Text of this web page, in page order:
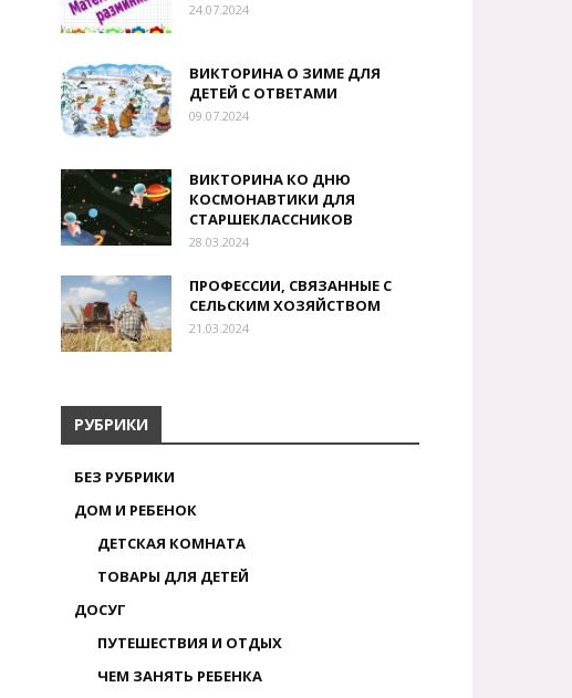
24.07.2024
ВИКТОРИНА О ЗИМЕ ДЛЯ
ДЕТЕЙ С ОТВЕТАМИ
09.07.2024
ВИКТОРИНА КО ДНЮ
КОСМОНАВТИКИ ДЛЯ
СТАРШЕКЛАССНИКОВ
28.03.2024
ПРОФЕССИИ, СВЯЗАННЫЕ С
СЕЛЬСКИМ ХОЗЯЙСТВОМ
21.03.2024
РУБРИКИ
БЕЗ РУБРИКИ
ДОМ И РЕБЕНОК
ДЕТСКАЯ КОМНАТА
ТОВАРЫ ДЛЯ ДЕТЕЙ
ДОСУГ
ПУТЕШЕСТВИЯ И ОТДЫХ
ЧЕМ ЗАНЯТЬ РЕБЕНКА